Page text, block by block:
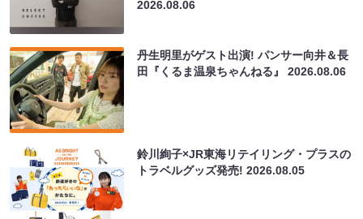
2026.08.06
丹生明里がゲスト出演! パンサー向井＆長
田『くるま温泉ちゃんねる』2026.08.06
鈴川絢子×JR東海リテイリング・プラスの
トラベルグッズ発売!2026.08.05